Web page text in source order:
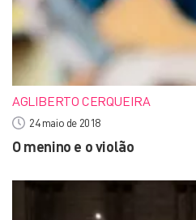
AGLIBERTO CERQUEIRA
24 maio de 2018
O menino e o violão